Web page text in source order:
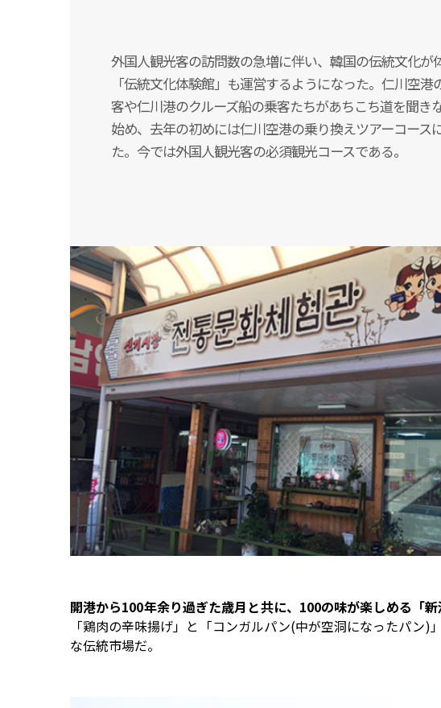
外国人観光客の訪問数の急増に伴い、韓国の伝統文化が
「伝統文化体験館」も運営するようになった。仁川空港
客や仁川港のクルーズ船の乗客たちがあちこち道を聞き
始め、去年の初めには仁川空港の乗り換えツアーコース
た。今では外国人観光客の必須観光コースである。
開港から100年余り過ぎた歳月と共に、100の味が楽しめる「新
「鶏肉の辛味揚げ」と「コンガルパン(中が空洞になったパン
な伝統市場だ。